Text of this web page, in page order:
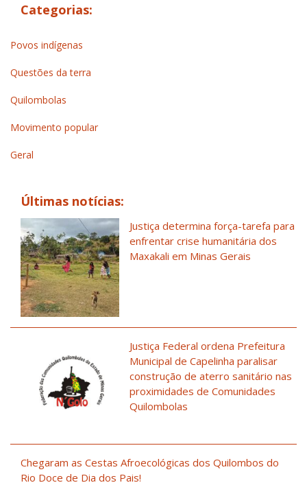
Categorias:
Povos indígenas
Questões da terra
Quilombolas
Movimento popular
Geral
Últimas notícias:
Justiça determina força-tarefa para
enfrentar crise humanitária dos
Maxakali em Minas Gerais
Justiça Federal ordena Prefeitura
Municipal de Capelinha paralisar
construção de aterro sanitário nas
proximidades de Comunidades
Quilombolas
Chegaram as Cestas Afroecológicas dos Quilombos do
Rio Doce de Dia dos Pais!